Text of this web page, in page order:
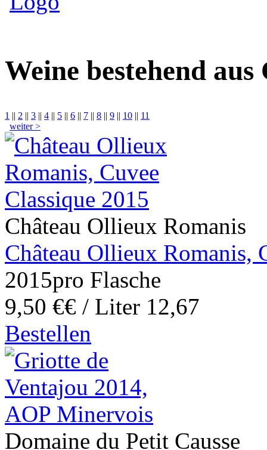
Weine bestehend
1 || 2 || 3 || 4 || 5 || 6 || 7 || 8 || 9 || 10 || 11
weiter >
Château Ollieux Romanis
Château Ollieux Romanis,
2015pro Flasche
9,50 €€ / Liter 12,67
Bestellen
Domaine du Petit Causse